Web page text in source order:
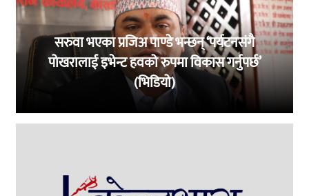
सरुवा भएका प्रजिअ पाण्डे भन्छन् ‘पर्यटनसंगै
पोखरालाई इभेन्ट हवको रुपमा विकास गर्नुपर्छ’
(भिडियो)